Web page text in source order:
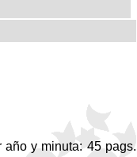
y minuta: 45 pags.